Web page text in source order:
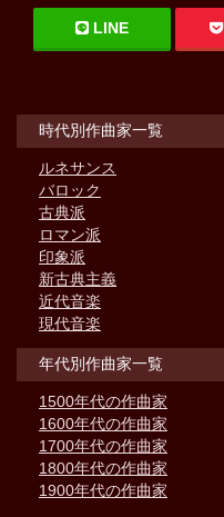
LINE
時代別作曲家一覧
ルネサンス
バロック
古典派
ロマン派
印象派
新古典主義
近代音楽
現代音楽
年代別作曲家一覧
1500年代の作曲家
1600年代の作曲家
1700年代の作曲家
1800年代の作曲家
1900年代の作曲家